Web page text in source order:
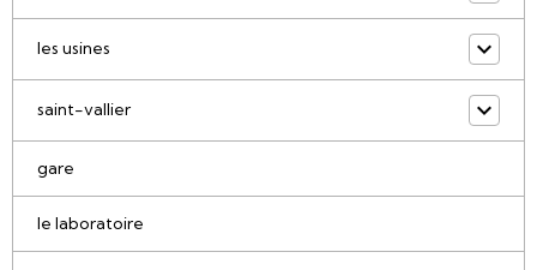
les usines
saint-vallier
gare
le laboratoire